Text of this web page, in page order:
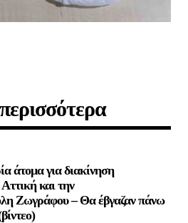
άτομα για διακίνηση
και την
Ζωγράφου – Θα έβγαζαν πάνω